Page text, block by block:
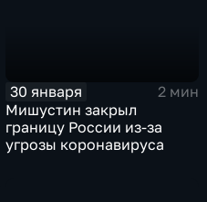
30 января
2 мин
Мишустин закрыл
границу России из-за
угрозы коронавируса